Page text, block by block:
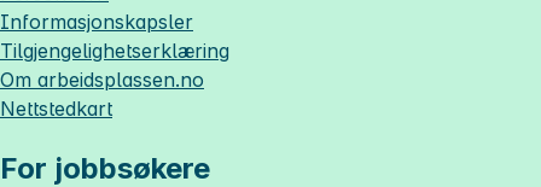
Informasjonskapsler
Tilgjengelighetserklæring
Om arbeidsplassen.no
Nettstedkart
For jobbsøkere